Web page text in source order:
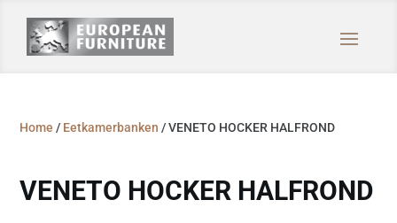
Home / Eetkamerbanken / VENETO HOCKER HALFROND
VENETO HOCKER HALFROND